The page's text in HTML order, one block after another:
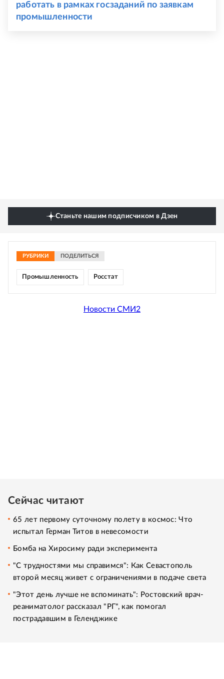
работать в рамках госзаданий по заявкам
промышленности
Станьте нашим подписчиком в Дзен
РУБРИКИ ПОДЕЛИТЬСЯ
Промышленность Росстат
Новости СМИ2
Сейчас читают
65 лет первому суточному полету в космос: Что
испытал Герман Титов в невесомости
Бомба на Хиросиму ради эксперимента
"С трудностями мы справимся": Как Севастополь
второй месяц живет с ограничениями в подаче света
"Этот день лучше не вспоминать": Ростовский врач-
реаниматолог рассказал "РГ", как помогал
пострадавшим в Геленджике